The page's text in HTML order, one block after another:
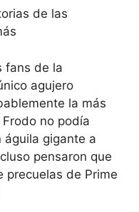
de las
fans de la
agujero
la más
no podía
águila gigante a
pensaron que
precuelas de Prime